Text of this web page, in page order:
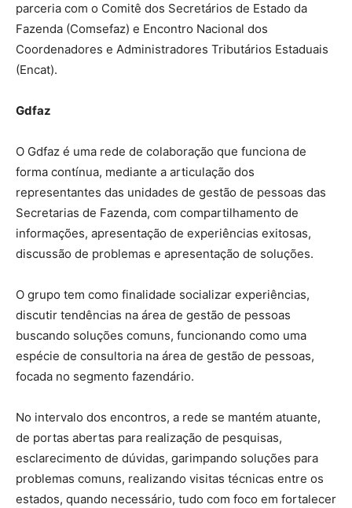
parceria com o Comitê dos Secretários de Estado da
Fazenda (Comsefaz) e Encontro Nacional dos
Coordenadores e Administradores Tributários Estaduais
(Encat).
Gdfaz
O Gdfaz é uma rede de colaboração que funciona de
forma contínua, mediante a articulação dos
representantes das unidades de gestão de pessoas das
Secretarias de Fazenda, com compartilhamento de
informações, apresentação de experiências exitosas,
discussão de problemas e apresentação de soluções.
O grupo tem como finalidade socializar experiências,
discutir tendências na área de gestão de pessoas
buscando soluções comuns, funcionando como uma
espécie de consultoria na área de gestão de pessoas,
focada no segmento fazendário.
No intervalo dos encontros, a rede se mantém atuante,
de portas abertas para realização de pesquisas,
esclarecimento de dúvidas, garimpando soluções para
problemas comuns, realizando visitas técnicas entre os
estados, quando necessário, tudo com foco em fortalecer